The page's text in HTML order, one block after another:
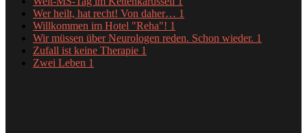
Wer heilt, hat recht! Von daher… 1
Willkommen im Hotel "Reha"! 1
Wir müssen über Neurologen reden. Schon wieder. 1
Zufall ist keine Therapie 1
Zwei Leben 1